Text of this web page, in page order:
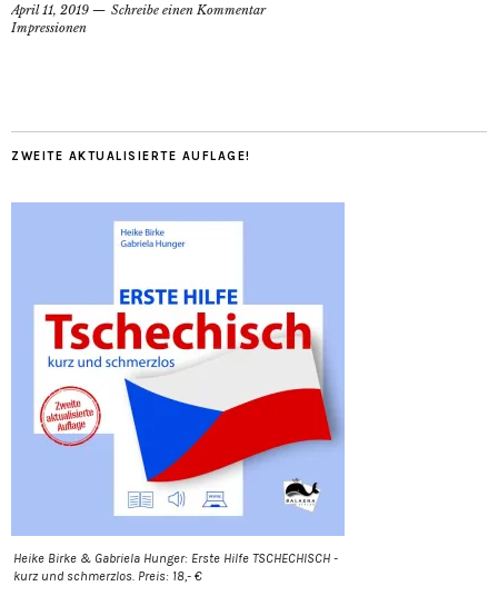
April 11, 2019
Schreibe einen Kommentar
Impressionen
ZWEITE AKTUALISIERTE AUFLAGE!
Heike Birke & Gabriela Hunger: Erste Hilfe TSCHECHISCH -
kurz und schmerzlos. Preis: 18,- €